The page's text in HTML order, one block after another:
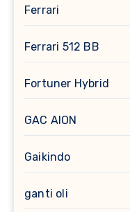
Ferrari
Ferrari 512 BB
Fortuner Hybrid
GAC AION
Gaikindo
ganti oli